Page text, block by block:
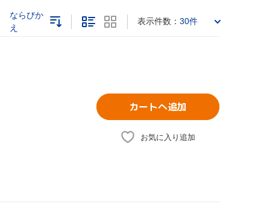
ならびか
え
表示件数： 30件
カートへ追加
お気に入り追加